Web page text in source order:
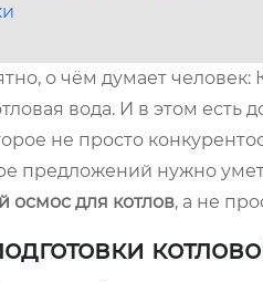
о чём думает
вода. И в этом есть
не просто
нужно
осмос для котлов, а не